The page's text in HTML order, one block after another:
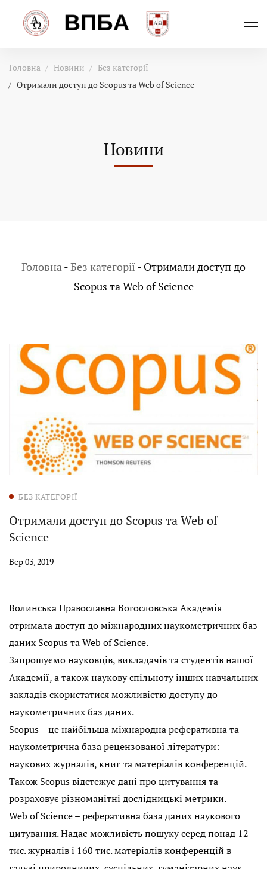
Головна Новини
Без категорії
Отримали доступ до Scopus та Web of Science
Новини
Головна-Без категорії- Отримали доступ до
Scopus та Web of Science
БЕЗ КАТЕГОРІЇ
Отримали доступ до Scopus та Web of
Science
Вер 03, 2019
Волинська Православна Богословська Академія
отримала доступ до міжнародних наукометричних баз
даних Scopus та Web of Science.
Запрошуємо науковців, викладачів та студентів нашої
Академії, а також наукову спільноту інших навчальних
закладів скористатися можливістю доступу до
наукометричних баз даних.
Scopus – це найбільша міжнародна реферативна та
наукометрична база рецензованої літератури:
наукових журналів, книг та матеріалів конференцій.
Також Scopus відстежує дані про цитування та
розраховує різноманітні дослідницькі метрики.
Web of Science – реферативна база даних наукового
цитування. Надає можливість пошуку серед понад 12
тис. журналів і 160 тис. матеріалів конференцій в